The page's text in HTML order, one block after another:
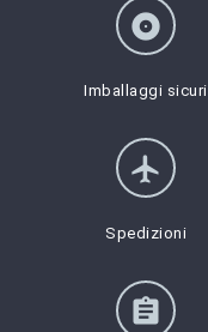
album
Imballaggi sicuri
flight
Spedizioni
assignment